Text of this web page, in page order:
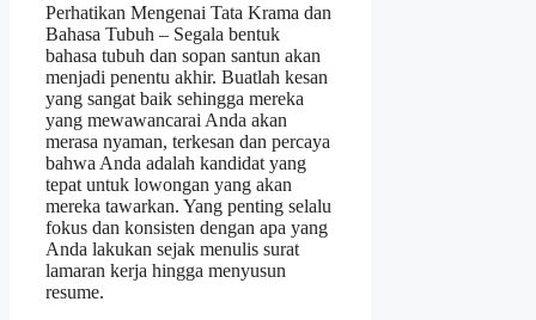
Perhatikan Mengenai Tata Krama dan
Bahasa Tubuh – Segala bentuk
bahasa tubuh dan sopan santun akan
menjadi penentu akhir. Buatlah kesan
yang sangat baik sehingga mereka
yang mewawancarai Anda akan
merasa nyaman, terkesan dan percaya
bahwa Anda adalah kandidat yang
tepat untuk lowongan yang akan
mereka tawarkan. Yang penting selalu
fokus dan konsisten dengan apa yang
Anda lakukan sejak menulis surat
lamaran kerja hingga menyusun
resume.